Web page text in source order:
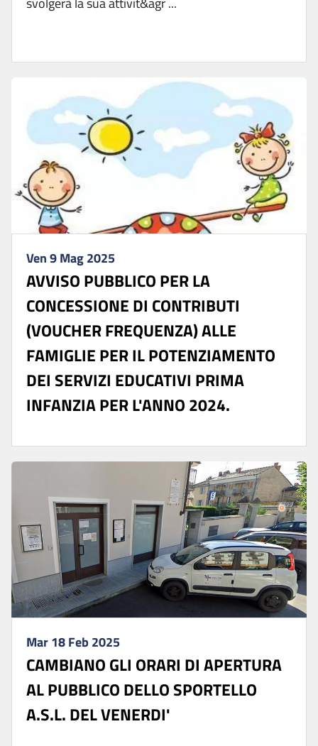
Ven 9 Mag 2025
AVVISO PUBBLICO PER LA
CONCESSIONE DI CONTRIBUTI
(VOUCHER FREQUENZA) ALLE
FAMIGLIE PER IL POTENZIAMENTO
DEI SERVIZI EDUCATIVI PRIMA
INFANZIA PER L'ANNO 2024.
...
Mar 18 Feb 2025
CAMBIANO GLI ORARI DI APERTURA
AL PUBBLICO DELLO SPORTELLO
A.S.L. DEL VENERDI'